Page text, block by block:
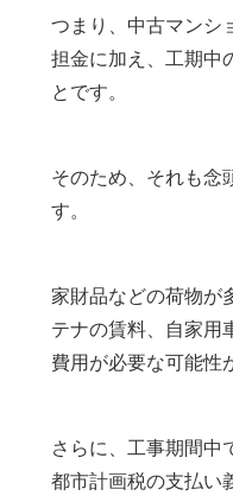
つまり、中古マンシ
担金に加え、工期中
とです。
そのため、それも念
す。
家財品などの荷物が
テナの賃料、自家用
費用が必要な可能性
さらに、工事期間中
都市計画税の支払い